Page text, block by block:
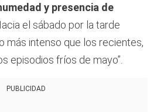
y presencia de
el sábado por la tarde
más intenso que los recientes,
episodios fríos de mayo”.
PUBLICIDAD